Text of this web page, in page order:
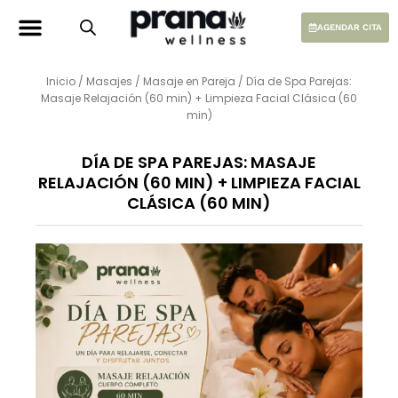
AGENDAR CITA
Inicio / Masajes / Masaje en Pareja / Día de Spa Parejas:
Masaje Relajación (60 min) + Limpieza Facial Clásica (60
min)
DÍA DE SPA PAREJAS: MASAJE
RELAJACIÓN (60 MIN) + LIMPIEZA FACIAL
CLÁSICA (60 MIN)